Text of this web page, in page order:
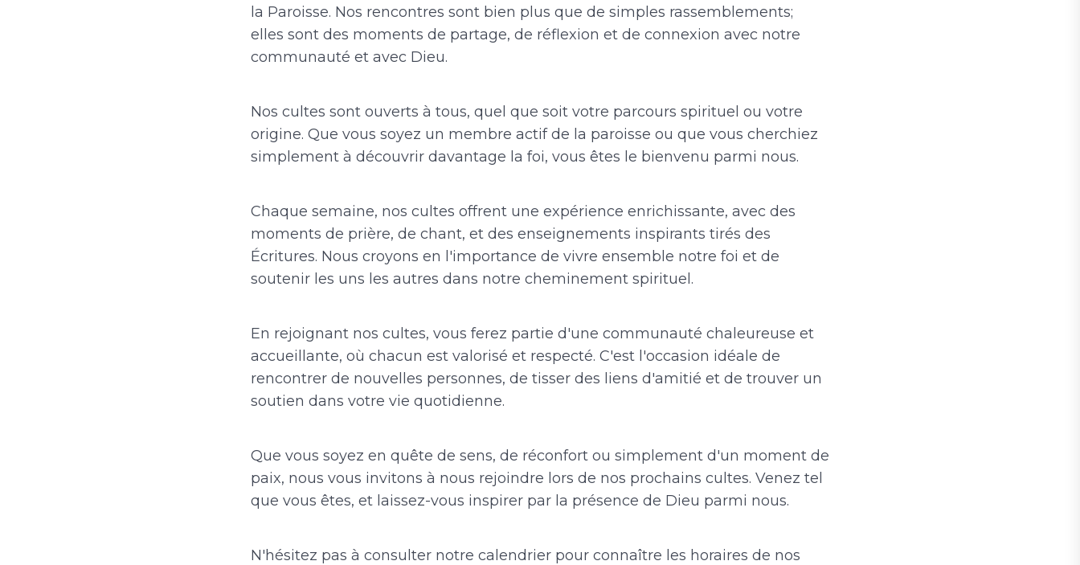
la Paroisse. Nos rencontres sont bien plus que de simples rassemblements;
elles sont des moments de partage, de réflexion et de connexion avec notre
communauté et avec Dieu.
Nos cultes sont ouverts à tous, quel que soit votre parcours spirituel ou votre
origine. Que vous soyez un membre actif de la paroisse ou que vous cherchiez
simplement à découvrir davantage la foi, vous êtes le bienvenu parmi nous.
Chaque semaine, nos cultes offrent une expérience enrichissante, avec des
moments de prière, de chant, et des enseignements inspirants tirés des
Écritures. Nous croyons en l'importance de vivre ensemble notre foi et de
soutenir les uns les autres dans notre cheminement spirituel.
En rejoignant nos cultes, vous ferez partie d'une communauté chaleureuse et
accueillante, où chacun est valorisé et respecté. C'est l'occasion idéale de
rencontrer de nouvelles personnes, de tisser des liens d'amitié et de trouver un
soutien dans votre vie quotidienne.
Que vous soyez en quête de sens, de réconfort ou simplement d'un moment de
paix, nous vous invitons à nous rejoindre lors de nos prochains cultes. Venez tel
que vous êtes, et laissez-vous inspirer par la présence de Dieu parmi nous.
N'hésitez pas à consulter notre calendrier pour connaître les horaires de nos